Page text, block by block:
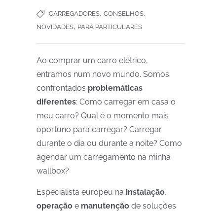
CARREGADORES, CONSELHOS,
NOVIDADES, PARA PARTICULARES
Ao comprar um carro elétrico,
entramos num novo mundo. Somos
confrontados problemáticas
diferentes: Como carregar em casa o
meu carro? Qual é o momento mais
oportuno para carregar? Carregar
durante o dia ou durante a noite? Como
agendar um carregamento na minha
wallbox?
Especialista europeu na instalação,
operação e manutenção de soluções